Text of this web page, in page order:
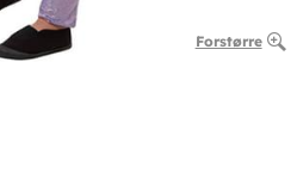
Forstørre